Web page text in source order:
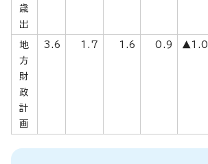
歳
出
地
方
財
政
計
画
3.6 1.7 1.6 0.9 ▲1.0